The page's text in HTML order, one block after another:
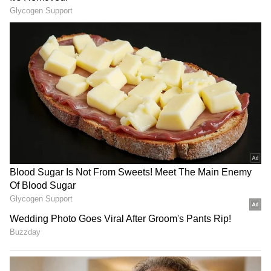
Related Articles